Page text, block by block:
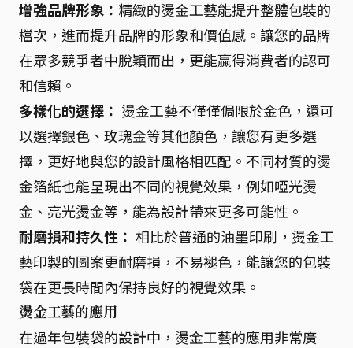
增強品牌形象： 精緻的燙金工藝能提升整體包裝的
檔次，進而提升品牌的形象和價值感。讓您的品牌
在眾多競爭者中脫穎而出，更能贏得消費者的認可
和信賴。
多樣化的選擇： 燙金工藝不僅僅侷限於金色，還可
以選擇銀色、玫瑰金等其他顏色，讓您有更多選
擇，更好地與您的設計風格相匹配。不同材質的燙
金箔紙也能呈現出不同的視覺效果，例如啞光燙
金、亮光燙金等，能為設計帶來更多可能性。
耐磨損和持久性： 相比於普通的油墨印刷，燙金工
藝印製的圖案更耐磨損，不易褪色，能讓您的包裝
袋在更長時間內保持良好的視覺效果。
燙金工藝的應用
在過年包裝袋的設計中，燙金工藝的應用非常廣